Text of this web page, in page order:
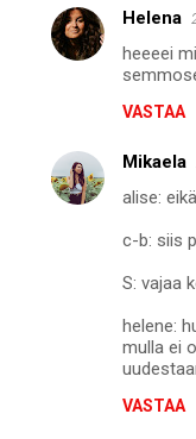
Helena
heeeei
VASTAA
Mikaela
alise:
c-b: siis
S: vajaa
helene:
mulla ei
VASTAA